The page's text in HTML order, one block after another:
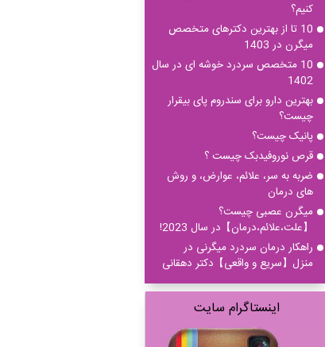
کنیم؟
10 تا از بهترین دکترهای متخصص
میگرن در 1403
10 متخصص سردرد خوشه ای در سال
1402
بهترین دارو برای سندروم پای بیقرار
چیست؟
پانیک چیست؟
قرص نوروفیدبک چیست ؟
ضربه به سر، علائم، عوارض، و روش
های درمان
میگرن عصبی چیست؟
【علت،علائم،درمان】در سال 2023!
راهکار درمان سردرد میگرنی در
منزل【سریع و واقعی】دکتر دهقانی
اینستاگرام سایت